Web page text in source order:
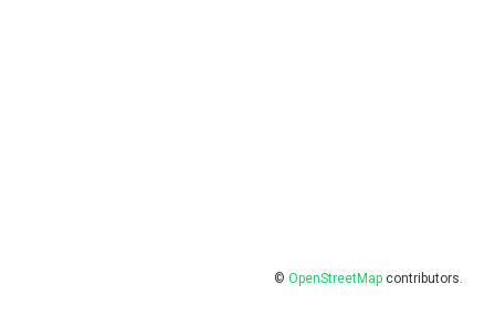
© OpenStreetMap contributors.